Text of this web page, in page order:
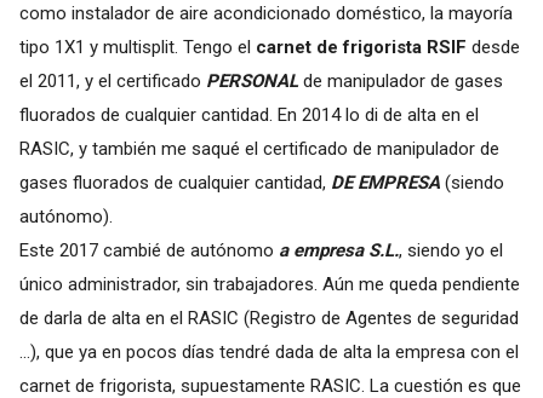
como instalador de aire acondicionado doméstico, la mayoría
tipo 1X1 y multisplit. Tengo el carnet de frigorista RSIF desde
el 2011, y el certificado PERSONAL de manipulador de gases
fluorados de cualquier cantidad. En 2014 lo di de alta en el
RASIC, y también me saqué el certificado de manipulador de
gases fluorados de cualquier cantidad, DE EMPRESA(siendo
autónomo).
Este 2017 cambié de autónomo a empresa S.L., siendo yo el
único administrador, sin trabajadores. Aún me queda pendiente
de darla de alta en el RASIC (Registro de Agentes de seguridad
...), que ya en pocos días tendré dada de alta la empresa con el
carnet de frigorista, supuestamente RASIC. La cuestión es que